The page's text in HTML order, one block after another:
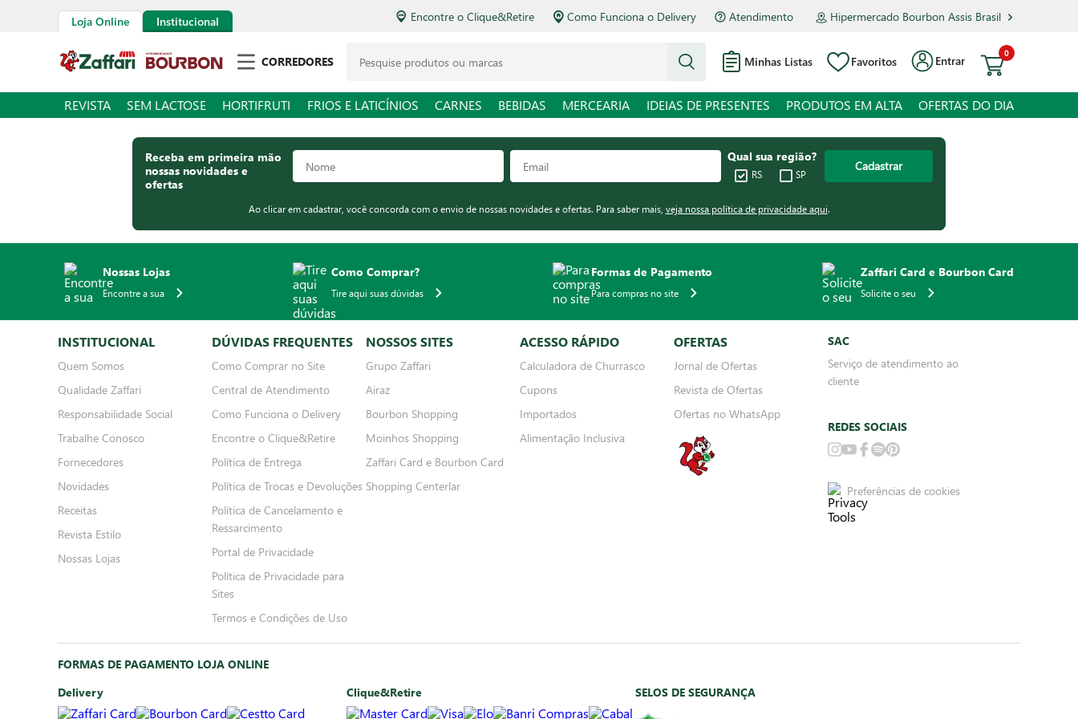
Loja Online Institucional Encontre o Clique&Retire Como Funciona o Delivery Atendimento Hipermercado Bourbon Assis Brasil
CORREDORES Minhas Listas Favoritos Entrar
0
REVISTA SEM LACTOSE HORTIFRUTI FRIOS E LATICÍNIOS CARNES BEBIDAS MERCEARIA IDEIAS DE PRESENTES PRODUTOS EM ALTA OFERTAS DO DIA
Receba em primeira mão
nossas novidades e
ofertas
Qual sua região?
RS SP
Cadastrar
Ao clicar em cadastrar, você concorda com o envio de nossas novidades e ofertas. Para saber mais, veja nossa política de privacidade aqui.
Nossas Lojas
Encontre a sua
Como Comprar?
Tire aqui suas dúvidas
Formas de Pagamento
Para compras no site
Zaffari Card e Bourbon Card
Solicite o seu
INSTITUCIONAL
Quem Somos
Qualidade Zaffari
Responsabilidade Social
Trabalhe Conosco
Fornecedores
Novidades
Receitas
Revista Estilo
Nossas Lojas
DÚVIDAS FREQUENTES
Como Comprar no Site
Central de Atendimento
Como Funciona o Delivery
Encontre o Clique&Retire
Política de Entrega
Política de Trocas e Devoluções
Política de Cancelamento e
Ressarcimento
Portal de Privacidade
Política de Privacidade para
Sites
Termos e Condições de Uso
NOSSOS SITES
Grupo Zaffari
Airaz
Bourbon Shopping
Moinhos Shopping
Zaffari Card e Bourbon Card
Shopping Centerlar
ACESSO RÁPIDO
Calculadora de Churrasco
Cupons
Importados
Alimentação Inclusiva
OFERTAS
Jornal de Ofertas
Revista de Ofertas
Ofertas no WhatsApp
SAC
Serviço de atendimento ao
cliente
REDES SOCIAIS
Preferências de cookies
FORMAS DE PAGAMENTO LOJA ONLINE
Delivery
Clique&Retire SELOS DE SEGURANÇA